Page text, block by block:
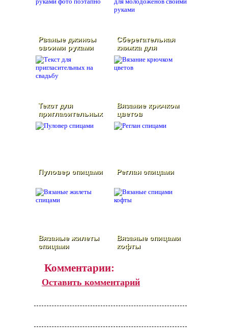
Рваные джинсы
своими руками
фото поэтапно
Сберегательная
книжка для
молодоженов
своими руками
Текст для
пригласительных
на свадьбу
Вязание крючком
цветов
Пуловер спицами Реглан спицами
Вязаные жилеты
спицами
Вязаные спицами
кофты
Комментарии:
Оставить комментарий